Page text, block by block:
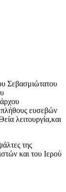
Σεβασμιώτατου
ευσεβών
λειτουργία,και
της
και του Ιερού